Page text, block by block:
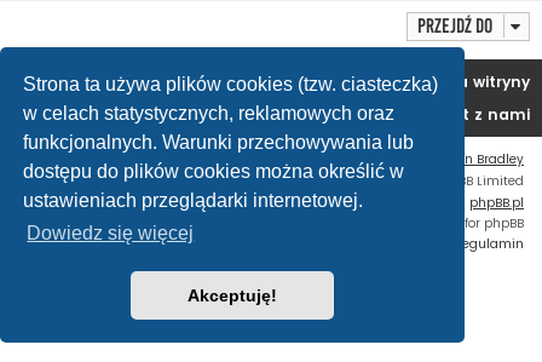
Strona ta używa plików cookies (tzw. ciasteczka)
w celach statystycznych, reklamowych oraz
funkcjonalnych. Warunki przechowywania lub
dostępu do plików cookies można określić w
ustawieniach przeglądarki internetowej.
Dowiedz się więcej
Akceptuję!
Przejdź do
Portal Forum
Usuń ciasteczka witryny
Kontakt z nami
Flat Style by
Ian Bradley
Technologię dostarczaphpBB® Forum Software © phpBB Limited
Polski pakiet językowy dostarcza phpBB.pl
extension for phpBB
Regulamin